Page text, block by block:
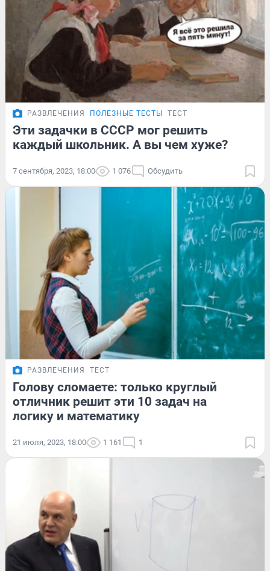
РАЗВЛЕЧЕНИЯ ПОЛЕЗНЫЕ ТЕСТЫ ТЕСТ
Эти задачки в СССР мог решить
каждый школьник. А вы чем хуже?
7 сентября, 2023, 18:00 1 076 Обсудить
РАЗВЛЕЧЕНИЯ ТЕСТ
Голову сломаете: только круглый
отличник решит эти 10 задач на
логику и математику
21 июля, 2023, 18:00 1 161 1